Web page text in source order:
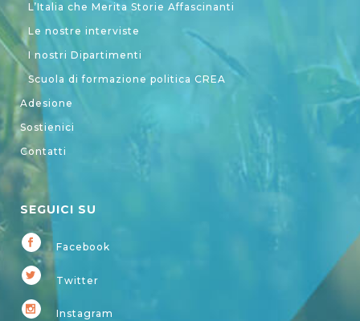
L’Italia che Merita Storie Affascinanti
Le nostre interviste
I nostri Dipartimenti
Scuola di formazione politica CREA
Adesione
Sostienici
Contatti
SEGUICI SU
Facebook
Twitter
Instagram